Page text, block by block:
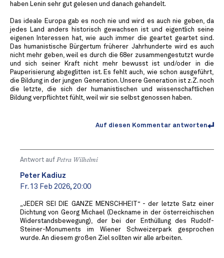
haben Lenin sehr gut gelesen und danach gehandelt.
Das ideale Europa gab es noch nie und wird es auch nie geben, da
jedes Land anders historisch gewachsen ist und eigentlich seine
eigenen Interessen hat, wie auch immer die geartet geartet sind.
Das humanistische Bürgertum früherer Jahrhunderte wird es auch
nicht mehr geben, weil es durch die 68er zusammengestutzt wurde
und sich seiner Kraft nicht mehr bewusst ist und/oder in die
Pauperisierung abgeglitten ist. Es fehlt auch, wie schon ausgeführt,
die Bildung in der jungen Generation. Unsere Generation ist z.Z. noch
die letzte, die sich der humanistischen und wissenschaftlichen
Bildung verpflichtet fühlt, weil wir sie selbst genossen haben.
Auf diesen Kommentar antworten
Antwort auf Petra Wilhelmi
Peter Kadiuz
Fr. 13 Feb 2026, 20:00
„JEDER SEI DIE GANZE MENSCHHEIT“ - der letzte Satz einer
Dichtung von Georg Michael (Deckname in der österreichischen
Widerstandsbewegung), der bei der Enthüllung des Rudolf-
Steiner-Monuments im Wiener Schweizerpark gesprochen
wurde. An diesem großen Ziel sollten wir alle arbeiten.